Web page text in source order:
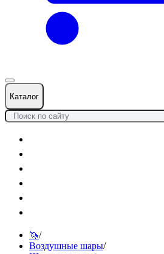
Каталог
🦄/
Воздушные шары/